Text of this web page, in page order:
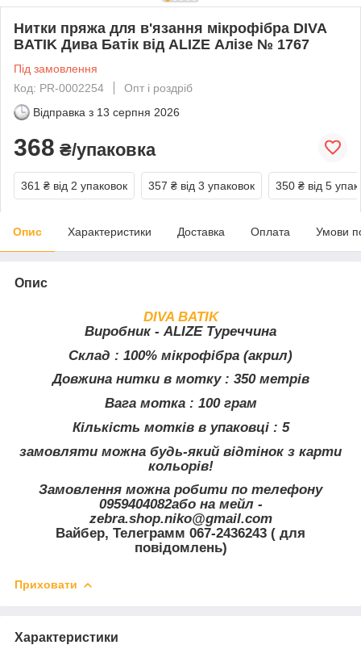
Нитки пряжа для в'язання мікрофібра DIVA
BATIK Дива Батік від ALIZE Алізе № 1767
Під замовлення
Код: PR-0002254
Опт і роздріб
Відправка з 13 серпня 2026
368 ₴/упаковка
361 ₴ від 2 упаковок 357 ₴ від 3 упаковок 350 ₴ від 5
Опис Характеристики Доставка Оплата Умови
Опис
DIVA BATIK
Виробник - ALIZE Туреччина
Склад : 100% мікрофібра (акрил)
Довжина нитки в мотку : 350 метрів
Вага мотка : 100 грам
Кількість мотків в упаковці : 5
замовляти можна будь-який відтінок з карти
кольорів!
Замовлення можна робити по телефону
0959404082або на мейл -
zebra.shop.niko@gmail.com
Вайбер, Телеграмм 067-2436243 ( для
повідомлень)
Приховати
Характеристики